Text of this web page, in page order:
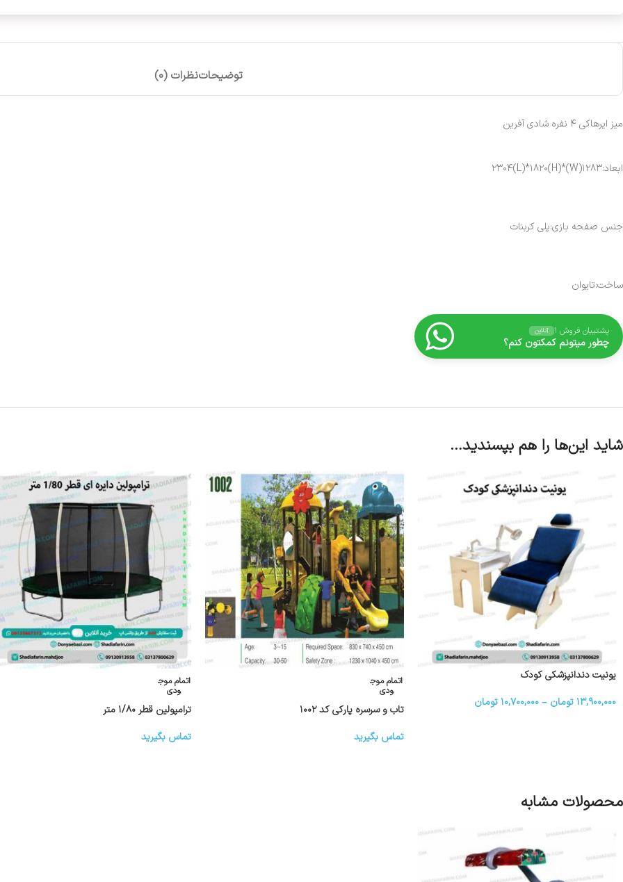
توضیحاتنظرات (0)
میز ایرهاکی ۴ نفره شادی آفرین
ابعاد:۱۲۸۳(W)*۲۳۰۴(L)*۱۸۲۰(H)
جنس صفحه بازی:پلی کربنات
ساخت:تایوان
پشتیبان فروش ۱ آنلاین
چطور میتونم کمکتون کنم؟
شاید این‌ها را هم بپسندید…
یونیت دندانپزشکی کودک
۱۳,۹۰۰,۰۰۰ تومان –۱۰,۷۰۰,۰۰۰ تومان
اتمام موج
ودی
تاب و سرسره پارکی کد ۱۰۰۲
تماس بگیرید
اتمام موج
ودی
ترامپولین قطر ۱/۸۰ متر
تماس بگیرید
محصولات مشابه